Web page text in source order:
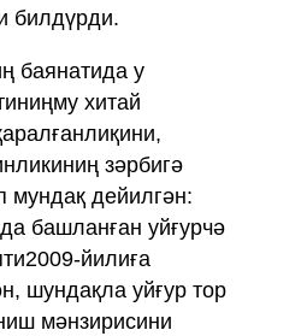
билдүрди.
баянатида у
хитай
зәрбигә
мундақ дейилгән:
башланған уйғурчә
йилиға
шундақла уйғур тор
мәнзирисини